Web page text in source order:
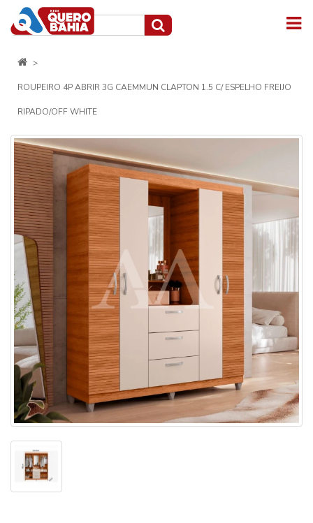
ROUPEIRO 4P ABRIR 3G CAEMMUN CLAPTON 1.5 C/ ESPELHO FREIJO
RIPADO/OFF WHITE